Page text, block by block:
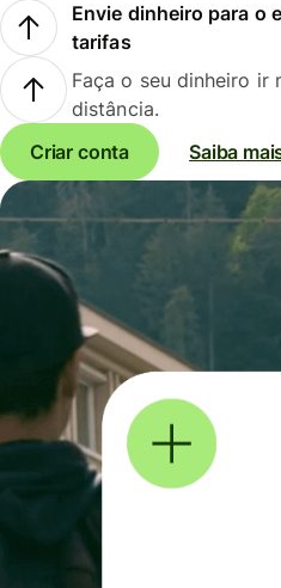
Envie dinheiro para o
tarifas
Faça o seu dinheiro ir
distância.
Criar conta
Saiba